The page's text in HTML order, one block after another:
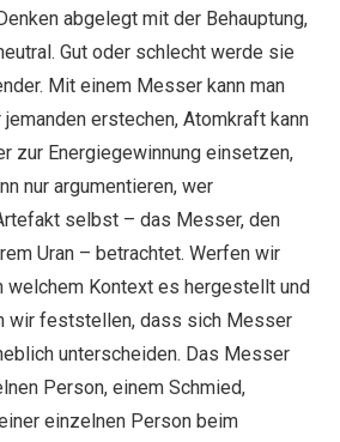
abgelegt mit der Behauptung,
Gut oder schlecht werde sie
Mit einem Messer kann man
erstechen, Atomkraft kann
zur Energiegewinnung einsetzen,
nur argumentieren, wer
selbst – das Messer, den
Uran – betrachtet. Werfen wir
welchem Kontext es hergestellt und
wir feststellen, dass sich Messer
unterscheiden. Das Messer
Person, einem Schmied,
einzelnen Person beim